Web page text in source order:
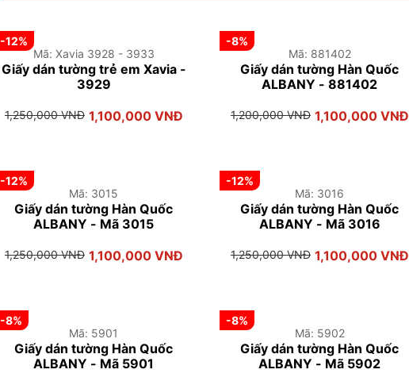
-12%
Mã: Xavia 3928 - 3933
Giấy dán tường trẻ em Xavia -
3929
1,250,000 VNĐ 1,100,000 VNĐ
-8%
Mã: 881402
Giấy dán tường Hàn Quốc
ALBANY - 881402
1,200,000 VNĐ 1,100,000 VNĐ
-12%
Mã: 3015
Giấy dán tường Hàn Quốc
ALBANY - Mã 3015
1,250,000 VNĐ 1,100,000 VNĐ
-12%
Mã: 3016
Giấy dán tường Hàn Quốc
ALBANY - Mã 3016
1,250,000 VNĐ 1,100,000 VNĐ
-8%
Mã: 5901
Giấy dán tường Hàn Quốc
ALBANY - Mã 5901
-8%
Mã: 5902
Giấy dán tường Hàn Quốc
ALBANY - Mã 5902